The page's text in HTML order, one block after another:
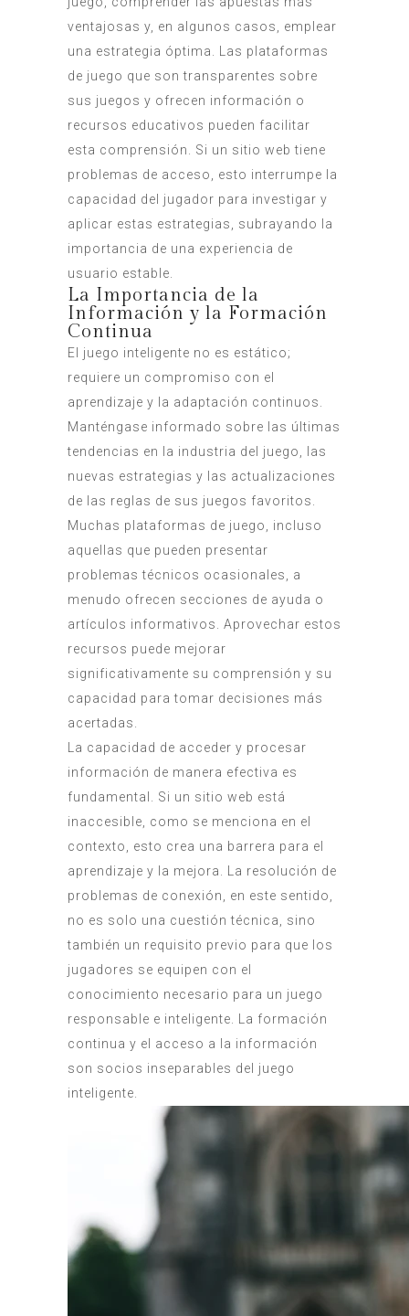
ventajosas y, en algunos casos, emplear
una estrategia óptima. Las plataformas
de juego que son transparentes sobre
sus juegos y ofrecen información o
recursos educativos pueden facilitar
esta comprensión. Si un sitio web tiene
problemas de acceso, esto interrumpe la
capacidad del jugador para investigar y
aplicar estas estrategias, subrayando la
importancia de una experiencia de
usuario estable.
La Importancia de la
Información y la Formación
Continua
El juego inteligente no es estático;
requiere un compromiso con el
aprendizaje y la adaptación continuos.
Manténgase informado sobre las últimas
tendencias en la industria del juego, las
nuevas estrategias y las actualizaciones
de las reglas de sus juegos favoritos.
Muchas plataformas de juego, incluso
aquellas que pueden presentar
problemas técnicos ocasionales, a
menudo ofrecen secciones de ayuda o
artículos informativos. Aprovechar estos
recursos puede mejorar
significativamente su comprensión y su
capacidad para tomar decisiones más
acertadas.
La capacidad de acceder y procesar
información de manera efectiva es
fundamental. Si un sitio web está
inaccesible, como se menciona en el
contexto, esto crea una barrera para el
aprendizaje y la mejora. La resolución de
problemas de conexión, en este sentido,
no es solo una cuestión técnica, sino
también un requisito previo para que los
jugadores se equipen con el
conocimiento necesario para un juego
responsable e inteligente. La formación
continua y el acceso a la información
son socios inseparables del juego
inteligente.